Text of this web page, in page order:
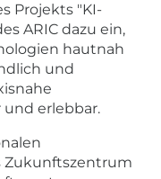
Projekts "KI-
ARIC dazu ein,
hautnah
und
erlebbar.
Zukunftszentrum